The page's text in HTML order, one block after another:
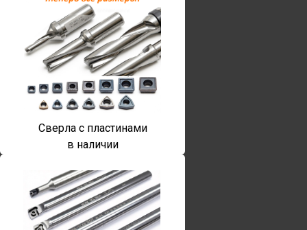
Сверла с пластинами
в наличии